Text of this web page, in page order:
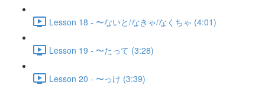
Lesson 18 - 〜ないと/なきゃ/なくちゃ (4:01)
Lesson 19 - 〜たって (3:28)
Lesson 20 - 〜っけ (3:39)